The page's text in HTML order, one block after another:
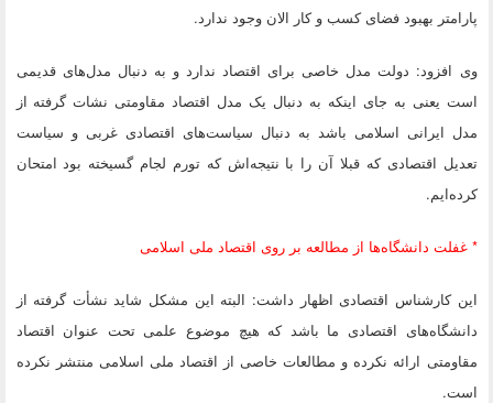
پارامتر بهبود فضای کسب و کار الان وجود ندارد.
وی افزود: دولت مدل خاصی برای اقتصاد ندارد و به دنبال مدل‌های قدیمی
است یعنی به جای اینکه به دنبال یک مدل اقتصاد مقاومتی نشات گرفته از
مدل ایرانی اسلامی باشد به دنبال سیاست‌های اقتصادی غربی و سیاست
تعدیل اقتصادی که قبلا آن را با نتیجه‌اش که تورم لجام گسیخته بود امتحان
کرده‌ایم.
* غفلت دانشگاه‌ها از مطالعه بر روی اقتصاد ملی اسلامی
این کارشناس اقتصادی اظهار داشت: البته این مشکل شاید نشأت گرفته از
دانشگاه‌های اقتصادی ما باشد که هیچ موضوع علمی تحت عنوان اقتصاد
مقاومتی ارائه نکرده و مطالعات خاصی از اقتصاد ملی اسلامی منتشر نکرده
است.